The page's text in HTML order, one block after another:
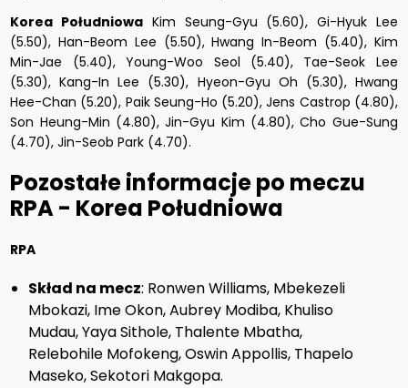
Korea PołudniowaKim Seung-Gyu (5.60), Gi-Hyuk Lee
(5.50), Han-Beom Lee (5.50), Hwang In-Beom (5.40), Kim
Min-Jae (5.40), Young-Woo Seol (5.40), Tae-Seok Lee
(5.30), Kang-In Lee (5.30), Hyeon-Gyu Oh (5.30), Hwang
Hee-Chan (5.20), Paik Seung-Ho (5.20), Jens Castrop (4.80),
Son Heung-Min (4.80), Jin-Gyu Kim (4.80), Cho Gue-Sung
(4.70), Jin-Seob Park (4.70).
Pozostałe informacje po meczu
RPA - Korea Południowa
RPA
Skład na mecz: Ronwen Williams, Mbekezeli
Mbokazi, Ime Okon, Aubrey Modiba, Khuliso
Mudau, Yaya Sithole, Thalente Mbatha,
Relebohile Mofokeng, Oswin Appollis, Thapelo
Maseko, Sekotori Makgopa.